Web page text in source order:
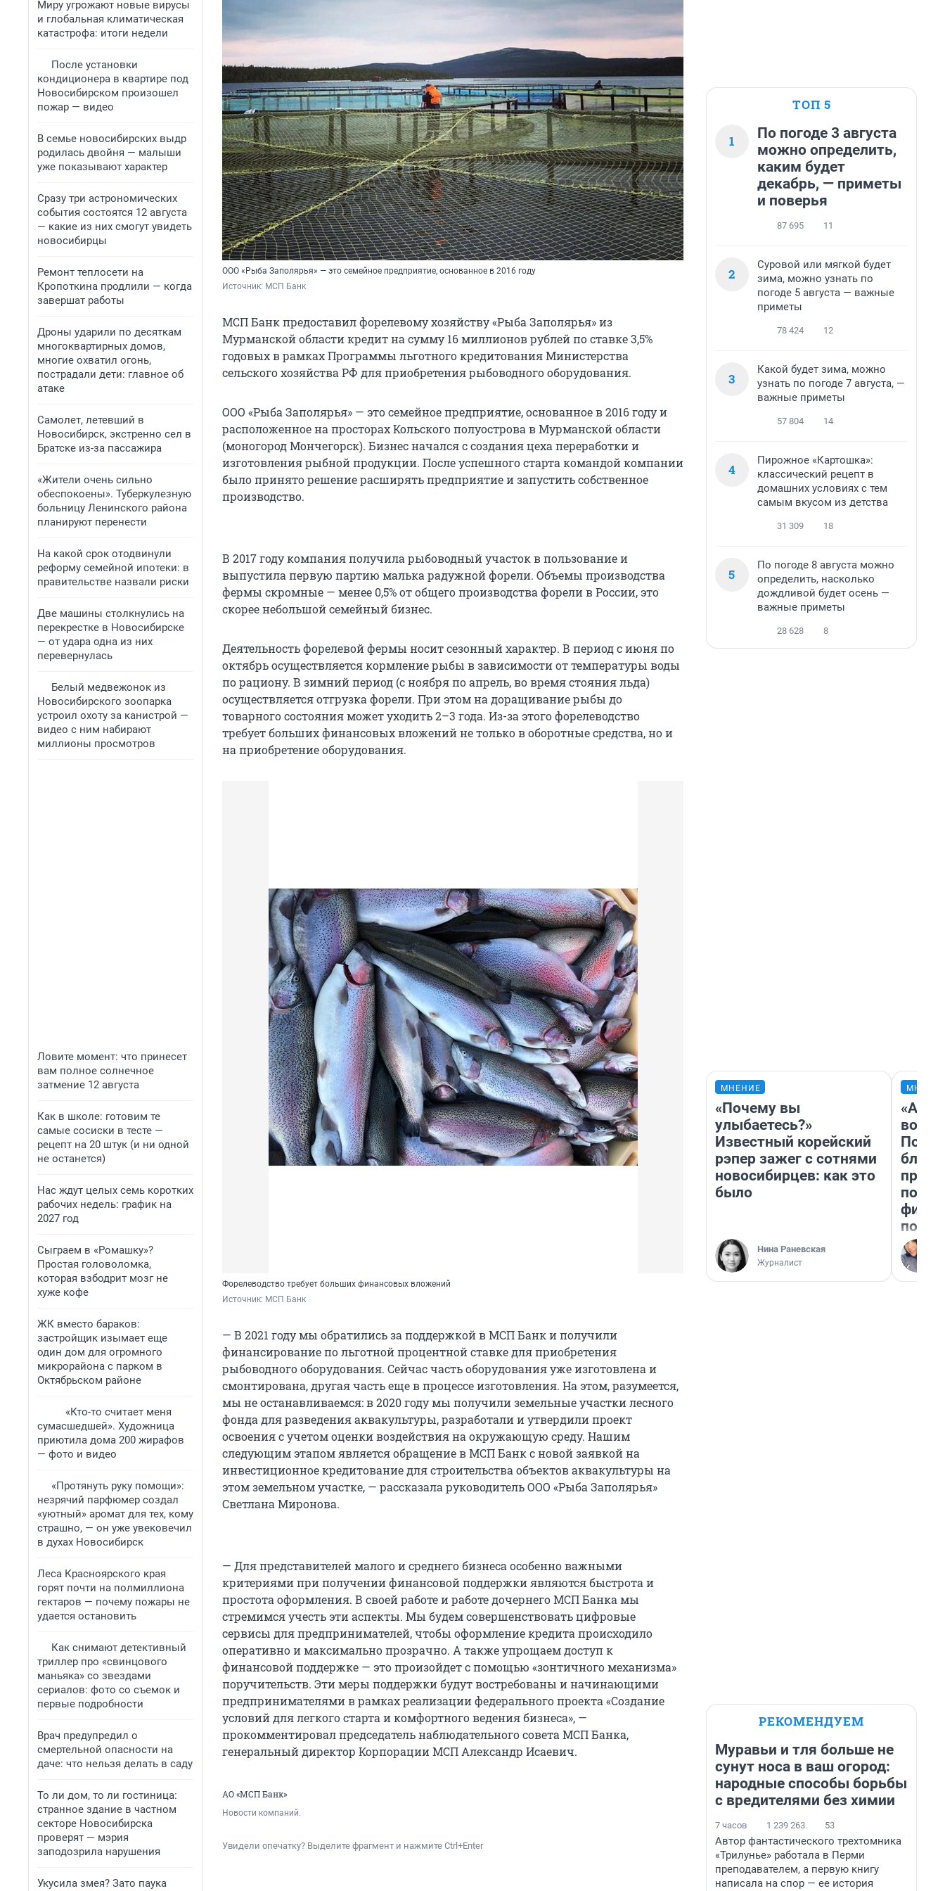
Миру угрожают новые вирусы
и глобальная климатическая
катастрофа: итоги недели
После установки
кондиционера в квартире под
Новосибирском произошел
пожар — видео
В семье новосибирских выдр
родилась двойня — малыши
уже показывают характер
Сразу три астрономических
события состоятся 12 августа
— какие из них смогут увидеть
новосибирцы
Ремонт теплосети на
Кропоткина продлили — когда
завершат работы
Дроны ударили по десяткам
многоквартирных домов,
многие охватил огонь,
пострадали дети: главное об
атаке
Самолет, летевший в
Новосибирск, экстренно сел в
Братске из-за пассажира
«Жители очень сильно
обеспокоены». Туберкулезную
больницу Ленинского района
планируют перенести
На какой срок отодвинули
реформу семейной ипотеки: в
правительстве назвали риски
Две машины столкнулись на
перекрестке в Новосибирске
— от удара одна из них
перевернулась
Белый медвежонок из
Новосибирского зоопарка
устроил охоту за канистрой —
видео с ним набирают
миллионы просмотров
Ловите момент: что принесет
вам полное солнечное
затмение 12 августа
Как в школе: готовим те
самые сосиски в тесте —
рецепт на 20 штук (и ни одной
не останется)
Нас ждут целых семь коротких
рабочих недель: график на
2027 год
Сыграем в «Ромашку»?
Простая головоломка,
которая взбодрит мозг не
хуже кофе
ЖК вместо бараков:
застройщик изымает еще
один дом для огромного
микрорайона с парком в
Октябрьском районе
«Кто-то считает меня
сумасшедшей». Художница
приютила дома 200 жирафов
— фото и видео
«Протянуть руку помощи»:
незрячий парфюмер создал
«уютный» аромат для тех, кому
страшно, — он уже увековечил
в духах Новосибирск
Леса Красноярского края
горят почти на полмиллиона
гектаров — почему пожары не
удается остановить
Как снимают детективный
триллер про «свинцового
маньяка» со звездами
сериалов: фото со съемок и
первые подробности
Врач предупредил о
смертельной опасности на
даче: что нельзя делать в саду
То ли дом, то ли гостиница:
странное здание в частном
секторе Новосибирска
проверят — мэрия
заподозрила нарушения
Укусила змея? Зато паука
ООО «Рыба Заполярья» — это семейное предприятие, основанное в 2016 году
Источник: МСП Банк
МСП Банк предоставил форелевому хозяйству «Рыба Заполярья» из
Мурманской области кредит на сумму 16 миллионов рублей по ставке 3,5%
годовых в рамках Программы льготного кредитования Министерства
сельского хозяйства РФ для приобретения рыбоводного оборудования.
ООО «Рыба Заполярья» — это семейное предприятие, основанное в 2016 году и
расположенное на просторах Кольского полуострова в Мурманской области
(моногород Мончегорск). Бизнес начался с создания цеха переработки и
изготовления рыбной продукции. После успешного старта командой компании
было принято решение расширять предприятие и запустить собственное
производство.
В 2017 году компания получила рыбоводный участок в пользование и
выпустила первую партию малька радужной форели. Объемы производства
фермы скромные — менее 0,5% от общего производства форели в России, это
скорее небольшой семейный бизнес.
Деятельность форелевой фермы носит сезонный характер. В период с июня по
октябрь осуществляется кормление рыбы в зависимости от температуры воды
по рациону. В зимний период (с ноября по апрель, во время стояния льда)
осуществляется отгрузка форели. При этом на доращивание рыбы до
товарного состояния может уходить 2–3 года. Из-за этого форелеводство
требует больших финансовых вложений не только в оборотные средства, но и
на приобретение оборудования.
Форелеводство требует больших финансовых вложений
Источник: МСП Банк
— В 2021 году мы обратились за поддержкой в МСП Банк и получили
финансирование по льготной процентной ставке для приобретения
рыбоводного оборудования. Сейчас часть оборудования уже изготовлена и
смонтирована, другая часть еще в процессе изготовления. На этом, разумеется,
мы не останавливаемся: в 2020 году мы получили земельные участки лесного
фонда для разведения аквакультуры, разработали и утвердили проект
освоения с учетом оценки воздействия на окружающую среду. Нашим
следующим этапом является обращение в МСП Банк с новой заявкой на
инвестиционное кредитование для строительства объектов аквакультуры на
этом земельном участке, — рассказала руководитель ООО «Рыба Заполярья»
Светлана Миронова.
— Для представителей малого и среднего бизнеса особенно важными
критериями при получении финансовой поддержки являются быстрота и
простота оформления. В своей работе и работе дочернего МСП Банка мы
стремимся учесть эти аспекты. Мы будем совершенствовать цифровые
сервисы для предпринимателей, чтобы оформление кредита происходило
оперативно и максимально прозрачно. А также упрощаем доступ к
финансовой поддержке — это произойдет с помощью «зонтичного механизма»
поручительств. Эти меры поддержки будут востребованы и начинающими
предпринимателями в рамках реализации федерального проекта «Создание
условий для легкого старта и комфортного ведения бизнеса», —
прокомментировал председатель наблюдательного совета МСП Банка,
генеральный директор Корпорации МСП Александр Исаевич.
АО «МСП Банк»
Новости компаний.
Увидели опечатку? Выделите фрагмент и нажмите Ctrl+Enter
ТОП 5
1
По погоде 3 августа
можно определить,
каким будет
декабрь, — приметы
и поверья
87 695 11
2
Суровой или мягкой будет
зима, можно узнать по
погоде 5 августа — важные
приметы
78 424 12
3
Какой будет зима, можно
узнать по погоде 7 августа, —
важные приметы
57 804 14
4
Пирожное «Картошка»:
классический рецепт в
домашних условиях с тем
самым вкусом из детства
31 309 18
5
По погоде 8 августа можно
определить, насколько
дождливой будет осень —
важные приметы
28 628 8
МНЕНИЕ
«Почему вы
улыбаетесь?»
Известный корейский
рэпер зажег с сотнями
новосибирцев: как это
было
Нина Раневская
Журналист
вот
РЕКОМЕНДУЕМ
Муравьи и тля больше не
сунут носа в ваш огород:
народные способы борьбы
с вредителями без химии
7 часов 1 239 263 53
Автор фантастического трехтомника
«Трилунье» работала в Перми
преподавателем, а первую книгу
написала на спор — ее история